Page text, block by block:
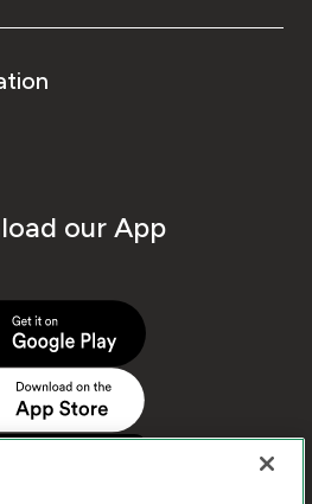
our App